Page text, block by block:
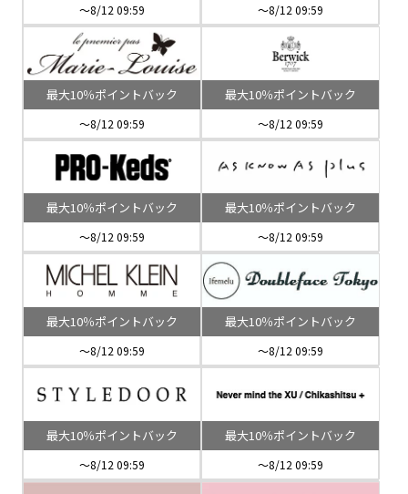
～8/12 09:59 ～8/12 09:59
最大10％ポイントバック
～8/12 09:59
最大10％ポイントバック
～8/12 09:59
最大10％ポイントバック
～8/12 09:59
最大10％ポイントバック
～8/12 09:59
最大10％ポイントバック
～8/12 09:59
最大10％ポイントバック
～8/12 09:59
最大10％ポイントバック
～8/12 09:59
最大10％ポイントバック
～8/12 09:59